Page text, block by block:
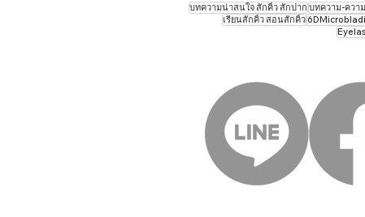
บทความน่าสนใจ สักคิ้ว สักปากบทความ-ควา
เรียนสักคิ้ว สอนสักคิ้ว